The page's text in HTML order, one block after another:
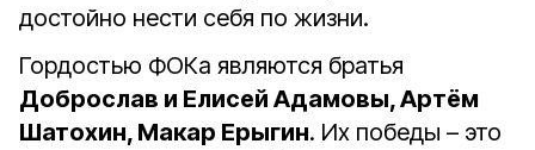
достойно нести себя по жизни.
Гордостью ФОКа являются братья
Доброслав и Елисей Адамовы,Артём
Шатохин, Макар Ерыгин. Их победы – это